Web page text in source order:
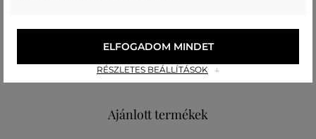
100 %
Ajánlott termékek
RÉSZLETES BEÁLLÍTÁSOK
ELFOGADOM MINDET